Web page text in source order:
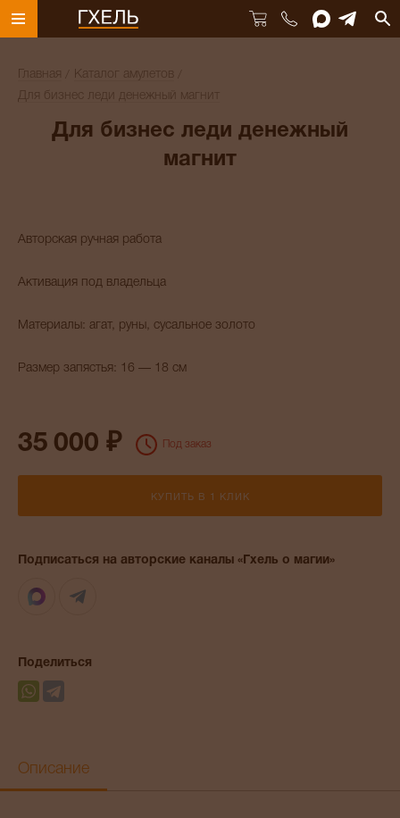
Главная
Каталог амулетов
Для бизнес леди денежный магнит
Для бизнес леди денежный
магнит
Авторская ручная работа
Активация под владельца
Материалы: агат, руны, сусальное золото
Размер запястья: 16 — 18 см
35 000 ₽ Под заказ
КУПИТЬ В 1 КЛИК
Подписаться на авторские каналы «Гхель о магии»
Max
Поделиться
Описание